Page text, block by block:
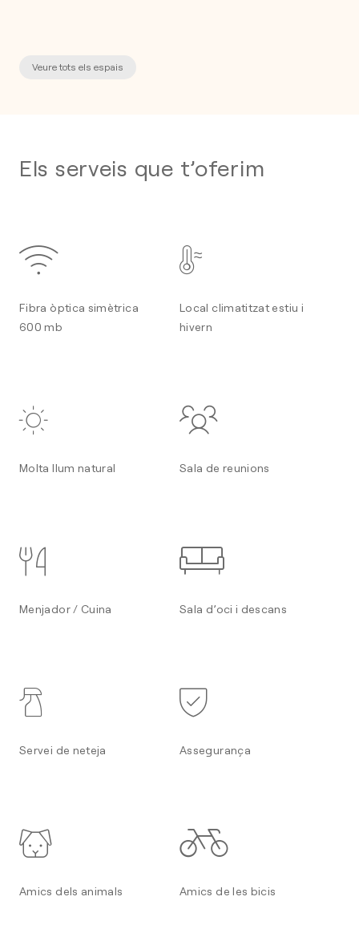
Veure tots els espais
Els serveis que t’oferim
Fibra òptica simètrica
600 mb
Local climatitzat estiu i
hivern
Molta llum natural Sala de reunions
Menjador / Cuina Sala d’oci i descans
Servei de neteja Assegurança
Amics dels animals Amics de les bicis